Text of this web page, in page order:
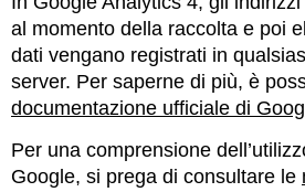
al momento della raccolta e poi
dati vengano registrati in
server. Per saperne di più, è
documentazione ufficiale di
Per una comprensione
Google, si prega di consultare le